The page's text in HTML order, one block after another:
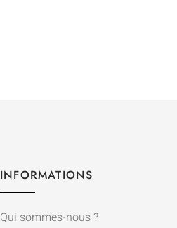
INFORMATIONS
Qui sommes-nous ?